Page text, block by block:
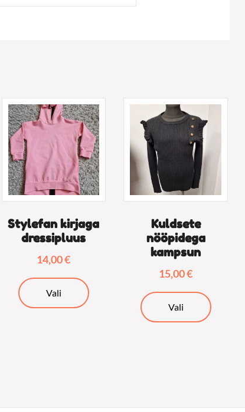
Stylefan kirjaga
dressipluus
14,00€
Vali
tootel
Kuldsete
nööpidega
kampsun
15,00€
Vali
tootel